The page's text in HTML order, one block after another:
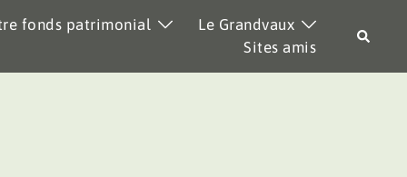
fonds patrimonial
Le Grandvaux
Sites amis